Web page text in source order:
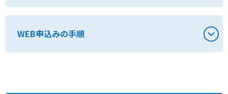
WEB申込みの手順